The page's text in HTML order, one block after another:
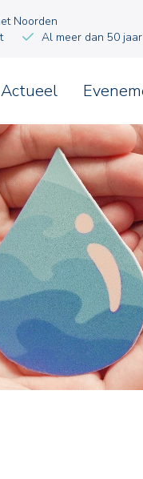
Noorden
Al meer dan 50
Actueel